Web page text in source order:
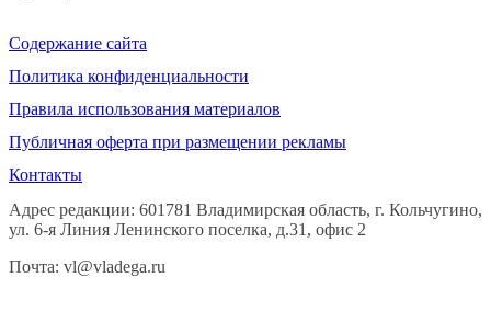
Содержание сайта
Политика конфиденциальности
Правила использования материалов
Публичная оферта при размещении рекламы
Контакты
Адрес редакции: 601781 Владимирская область, г. Кольчугино,
ул. 6-я Линия Ленинского поселка, д.31, офис 2
Почта: vl@vladega.ru